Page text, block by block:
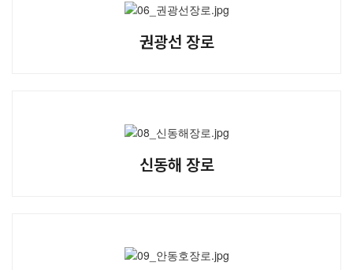
권광선 장로
신동해 장로